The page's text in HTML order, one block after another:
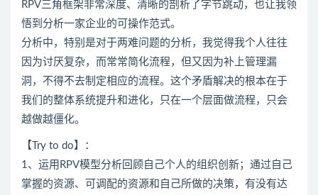
RPV三角框架非常深度、清晰的剖析了字节跳动，也让我领
悟到分析一家企业的可操作范式。
分析中，特别是对于两难问题的分析，我觉得我个人往往
因为讨厌复杂，而常常简化流程，但又因为补上管理漏
洞，不得不去制定相应的流程。这个矛盾解决的根本在于
我们的整体系统提升和进化，只在一个层面做流程，只会
越做越僵化。
【Try to do】：
1、运用RPV模型分析回顾自己个人的组织创新；通过自己
掌握的资源、可调配的资源和自己所做的决策，有没有达